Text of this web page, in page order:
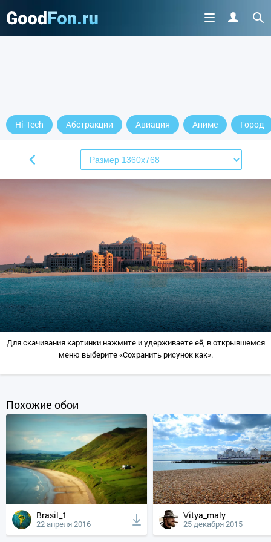
Hi-Tech Абстракции Авиация Аниме Город
Для скачивания картинки нажмите и удерживаете её, в открывшемся
меню выберите «Сохранить рисунок как».
Похожие обои
Brasil_1
22 апреля 2016
Vitya_maly
25 декабря 2015